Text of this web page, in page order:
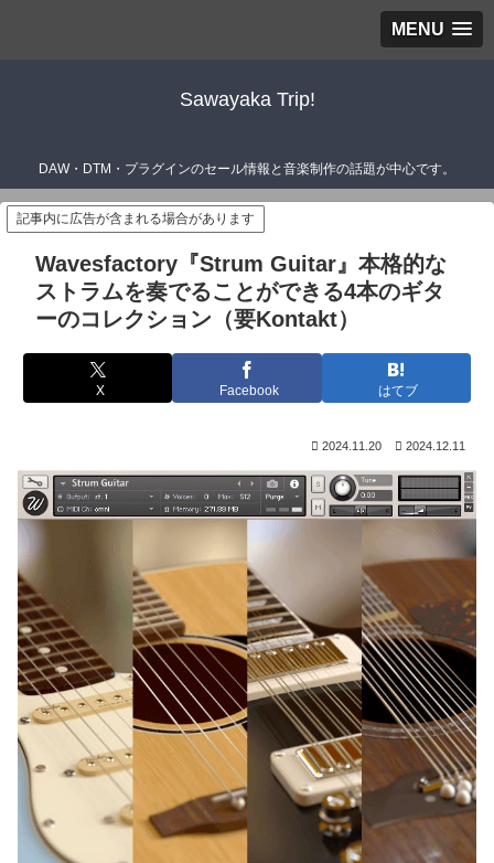
MENU
Sawayaka Trip!
DAW・DTM・プラグインのセール情報と音楽制作の話題が中心です。
記事内に広告が含まれる場合があります
Wavesfactory『Strum Guitar』本格的な
ストラムを奏でることができる4本のギタ
ーのコレクション（要Kontakt）
X Facebook はてブ
2024.11.20 2024.12.11